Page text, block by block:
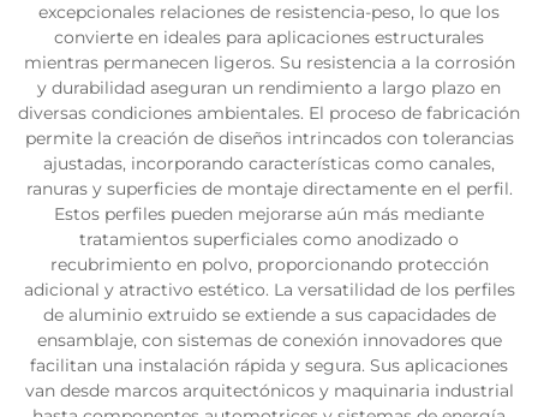
excepcionales relaciones de resistencia-peso, lo que los
convierte en ideales para aplicaciones estructurales
mientras permanecen ligeros. Su resistencia a la corrosión
y durabilidad aseguran un rendimiento a largo plazo en
diversas condiciones ambientales. El proceso de fabricación
permite la creación de diseños intrincados con tolerancias
ajustadas, incorporando características como canales,
ranuras y superficies de montaje directamente en el perfil.
Estos perfiles pueden mejorarse aún más mediante
tratamientos superficiales como anodizado o
recubrimiento en polvo, proporcionando protección
adicional y atractivo estético. La versatilidad de los perfiles
de aluminio extruido se extiende a sus capacidades de
ensamblaje, con sistemas de conexión innovadores que
facilitan una instalación rápida y segura. Sus aplicaciones
van desde marcos arquitectónicos y maquinaria industrial